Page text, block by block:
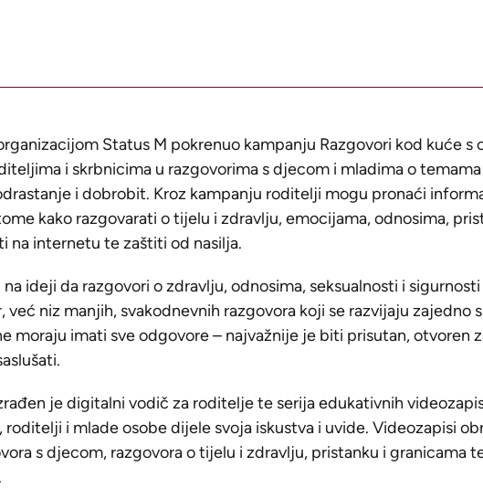
Status M pokrenuo kampanju Razgovori kod kuće s
i skrbnicima u razgovorima s djecom i mladima o temama
i dobrobit. Kroz kampanju roditelji mogu pronaći
kako razgovarati o tijelu i zdravlju, emocijama, odnosima,
na internetu te zaštiti od nasilja.
ideji da razgovori o zdravlju, odnosima, seksualnosti i sigurnosti
već niz manjih, svakodnevnih razgovora koji se razvijaju zajedno s
moraju imati sve odgovore – najvažnije je biti prisutan, otvoren
je digitalni vodič za roditelje te serija edukativnih
i mlade osobe dijele svoja iskustva i uvide. Videozapisi
s djecom, razgovora o tijelu i zdravlju, pristanku i granicama